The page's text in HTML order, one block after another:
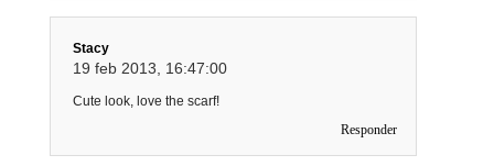
Stacy
19 feb 2013, 16:47:00
Cute look, love the scarf!
Responder